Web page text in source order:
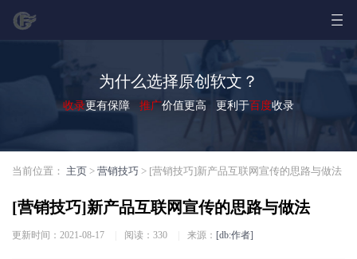
为什么选择原创软文？
收录更有保障 推广价值更高 更利于百度收录
当前位置： 主页 > 营销技巧 > [营销技巧]新产品互联网宣传的思路与做法
[营销技巧]新产品互联网宣传的思路与做法
更新时间：2021-08-17 阅读： 330 来源： [db:作者]